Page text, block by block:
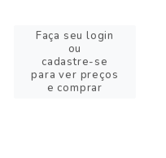
Faça seu login
ou
cadastre-se
para ver preços
e comprar